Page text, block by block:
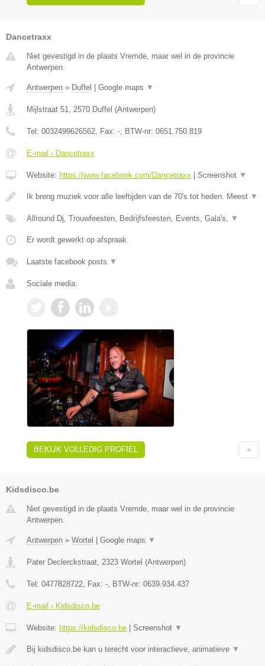
Dancetraxx
Niet gevestigd in de plaats Vremde, maar wel in de provincie
Antwerpen.
Antwerpen » Duffel | Google maps ▼
Mijlstraat 51 2570 Duffel (Antwerpen)
Tel: 0032499626562 , Fax: - , BTW-nr: 0651.750.819
E-mail › Dancetraxx
Website: https://www.facebook.com/Dancetraxx | Screenshot ▼
Ik breng muziek voor alle leeftijden van de 70's tot heden. Meest ▼
Allround Dj, Trouwfeesten, Bedrijfsfeesten, Events, Gala's, ▼
Er wordt gewerkt op afspraak.
Laatste facebook posts ▼
Sociale media:
BEKIJK VOLLEDIG PROFIEL
Kidsdisco.be
Niet gevestigd in de plaats Vremde, maar wel in de provincie
Antwerpen.
Antwerpen » Wortel Google maps ▼
Pater Declerckstraat, 2323 Wortel (Antwerpen)
Tel: 0477828722, Fax: -, BTW-nr: 0639.934.437
E-mail › Kidsdisco.be
Website: https://kidsdisco.be Screenshot ▼
Bij kidsdisco.be kan u terecht voor interactieve, animatieve ▼